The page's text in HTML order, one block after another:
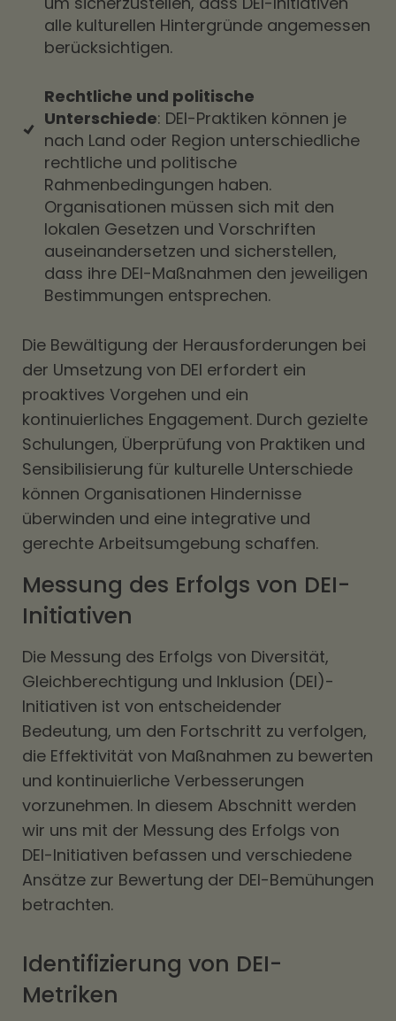
alle kulturellen Hintergründe angemessen
berücksichtigen.
Rechtliche und politische
Unterschiede: DEI-Praktiken können je
nach Land oder Region unterschiedliche
rechtliche und politische
Rahmenbedingungen haben.
Organisationen müssen sich mit den
lokalen Gesetzen und Vorschriften
auseinandersetzen und sicherstellen,
dass ihre DEI-Maßnahmen den jeweiligen
Bestimmungen entsprechen.
Die Bewältigung der Herausforderungen bei
der Umsetzung von DEI erfordert ein
proaktives Vorgehen und ein
kontinuierliches Engagement. Durch gezielte
Schulungen, Überprüfung von Praktiken und
Sensibilisierung für kulturelle Unterschiede
können Organisationen Hindernisse
überwinden und eine integrative und
gerechte Arbeitsumgebung schaffen.
Messung des Erfolgs von DEI-
Initiativen
Die Messung des Erfolgs von Diversität,
Gleichberechtigung und Inklusion (DEI)-
Initiativen ist von entscheidender
Bedeutung, um den Fortschritt zu verfolgen,
die Effektivität von Maßnahmen zu bewerten
und kontinuierliche Verbesserungen
vorzunehmen. In diesem Abschnitt werden
wir uns mit der Messung des Erfolgs von
DEI-Initiativen befassen und verschiedene
Ansätze zur Bewertung der DEI-Bemühungen
betrachten.
Identifizierung von DEI-
Metriken